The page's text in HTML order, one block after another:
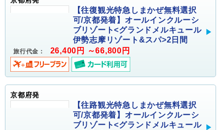
【往復観光特急しまかぜ無料選択
可/京都発着】オールインクルーシ
ブリゾート<グランドメルキュール
伊勢志摩リゾート&スパ>2日間
旅行代金： 26,400円 ～66,800円
京都府発
【往路観光特急しまかぜ無料選択
可/京都発着】オールインクルーシ
ブリゾート<グランドメルキュール